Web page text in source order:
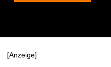
[Anzeige]